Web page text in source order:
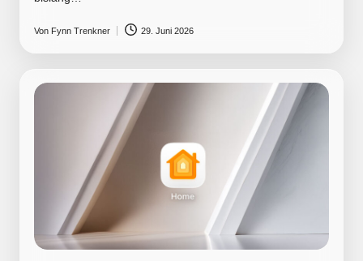
Posted
by
Von Fynn Trenkner 29. Juni 2026